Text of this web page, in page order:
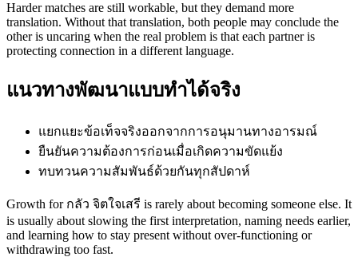
Harder matches are still workable, but they demand more
translation. Without that translation, both people may conclude the
other is uncaring when the real problem is that each partner is
protecting connection in a different language.
แนวทางพัฒนาแบบทำได้จริง
แยกแยะข้อเท็จจริงออกจากการอนุมานทางอารมณ์
ยืนยันความต้องการก่อนเมื่อเกิดความขัดแย้ง
ทบทวนความสัมพันธ์ด้วยกันทุกสัปดาห์
Growth for กลัว จิตใจเสรี is rarely about becoming someone else. It
is usually about slowing the first interpretation, naming needs earlier,
and learning how to stay present without over-functioning or
withdrawing too fast.